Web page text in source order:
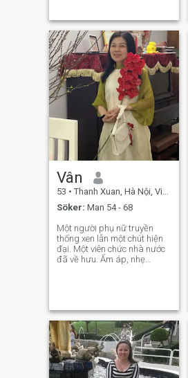
Vân
53 • Thanh Xuan, Hà Nội, Vietnam
Söker: Man 54 - 68
Một người phụ nữ truyền
thống xen lẫn một chút hiện
đại. Một viên chức nhà nước
đã về hưu. Ấm áp, nhẹ
Đề cao giá trị đạo đức và
lòng chung thuỷ T